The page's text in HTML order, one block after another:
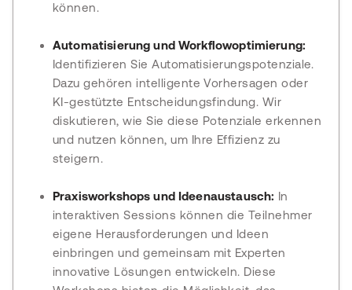
können.
Automatisierung und Workflowoptimierung:
Identifizieren Sie Automatisierungspotenziale.
Dazu gehören intelligente Vorhersagen oder
KI-gestützte Entscheidungsfindung. Wir
diskutieren, wie Sie diese Potenziale erkennen
und nutzen können, um Ihre Effizienz zu
steigern.
Praxisworkshops und Ideenaustausch: In
interaktiven Sessions können die Teilnehmer
eigene Herausforderungen und Ideen
einbringen und gemeinsam mit Experten
innovative Lösungen entwickeln. Diese